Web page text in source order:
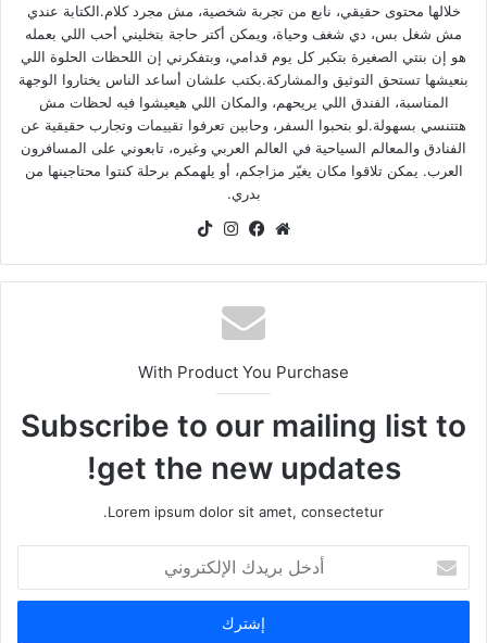
خلالها محتوى حقيقي، نابع من تجربة شخصية، مش مجرد كلام.الكتابة عندي
مش شغل بس، دي شغف وحياة، ويمكن أكتر حاجة بتخليني أحب اللي بعمله
هو إن بنتي الصغيرة بتكبر كل يوم قدامي، وبتفكرني إن اللحظات الحلوة اللي
بنعيشها تستحق التوثيق والمشاركة.بكتب علشان أساعد الناس يختاروا الوجهة
المناسبة، الفندق اللي يريحهم، والمكان اللي هيعيشوا فيه لحظات مش
هتتنسي بسهولة.لو بتحبوا السفر، وحابين تعرفوا تقييمات وتجارب حقيقية عن
الفنادق والمعالم السياحية في العالم العربي وغيره، تابعوني على المسافرون
العرب. يمكن تلاقوا مكان يغيّر مزاجكم، أو يلهمكم برحلة كنتوا محتاجينها من
بدري.
موقعفيسبوكانستقرام
With Product You Purchase
Subscribe to our mailing list to
get the new updates!
Lorem ipsum dolor sit amet, consectetur.
بريدك
الإلكتروني